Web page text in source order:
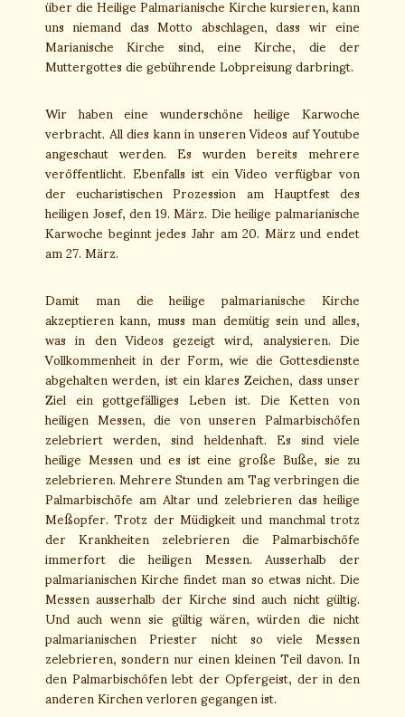
uns niemand das Motto abschlagen, dass wir eine
Marianische Kirche sind, eine Kirche, die der
Muttergottes die gebührende Lobpreisung darbringt.
Wir haben eine wunderschöne heilige Karwoche
verbracht. All dies kann in unseren Videos auf Youtube
angeschaut werden. Es wurden bereits mehrere
veröffentlicht. Ebenfalls ist ein Video verfügbar von
der eucharistischen Prozession am Hauptfest des
heiligen Josef, den 19. März. Die heilige palmarianische
Karwoche beginnt jedes Jahr am 20. März und endet
am 27. März.
Damit man die heilige palmarianische Kirche
akzeptieren kann, muss man demütig sein und alles,
was in den Videos gezeigt wird, analysieren. Die
Vollkommenheit in der Form, wie die Gottesdienste
abgehalten werden, ist ein klares Zeichen, dass unser
Ziel ein gottgefälliges Leben ist. Die Ketten von
heiligen Messen, die von unseren Palmarbischöfen
zelebriert werden, sind heldenhaft. Es sind viele
heilige Messen und es ist eine große Buße, sie zu
zelebrieren. Mehrere Stunden am Tag verbringen die
Palmarbischöfe am Altar und zelebrieren das heilige
Meßopfer. Trotz der Müdigkeit und manchmal trotz
der Krankheiten zelebrieren die Palmarbischöfe
immerfort die heiligen Messen. Ausserhalb der
palmarianischen Kirche findet man so etwas nicht. Die
Messen ausserhalb der Kirche sind auch nicht gültig.
Und auch wenn sie gültig wären, würden die nicht
palmarianischen Priester nicht so viele Messen
zelebrieren, sondern nur einen kleinen Teil davon. In
den Palmarbischöfen lebt der Opfergeist, der in den
anderen Kirchen verloren gegangen ist.